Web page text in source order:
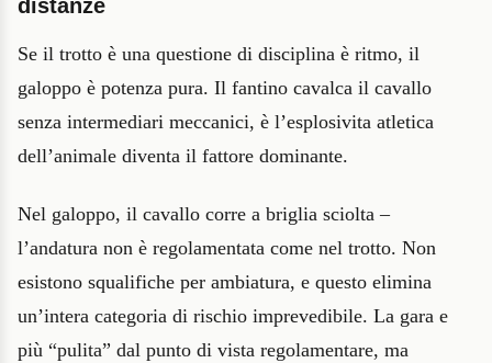
distanze
Se il trotto è una questione di disciplina è ritmo, il
galoppo è potenza pura. Il fantino cavalca il cavallo
senza intermediari meccanici, è l’esplosivita atletica
dell’animale diventa il fattore dominante.
Nel galoppo, il cavallo corre a briglia sciolta –
l’andatura non è regolamentata come nel trotto. Non
esistono squalifiche per ambiatura, e questo elimina
un’intera categoria di rischio imprevedibile. La gara e
più “pulita” dal punto di vista regolamentare, ma